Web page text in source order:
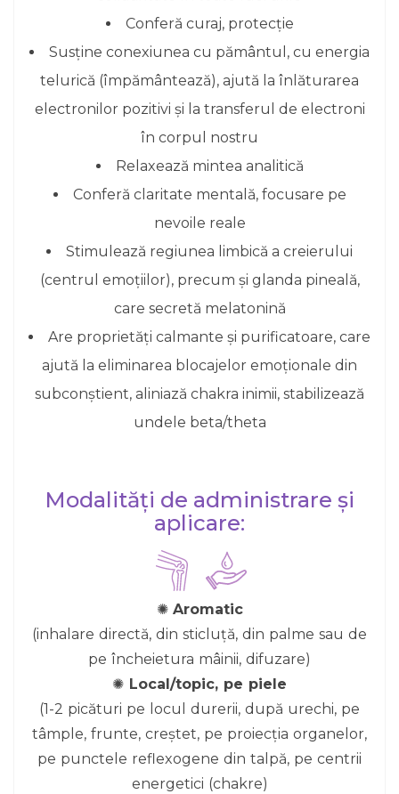
Conferă curaj, protecție
Susține conexiunea cu pământul, cu energia
telurică (împământează), ajută la înlăturarea
electronilor pozitivi și la transferul de electroni
în corpul nostru
Relaxează mintea analitică
Conferă claritate mentală, focusare pe
nevoile reale
Stimulează regiunea limbică a creierului
(centrul emoțiilor), precum și glanda pineală,
care secretă melatonină
Are proprietăți calmante și purificatoare, care
ajută la eliminarea blocajelor emoționale din
subconștient, aliniază chakra inimii, stabilizează
undele beta/theta
Modalități de administrare și
aplicare:
✺ Aromatic
(inhalare directă, din sticluță, din palme sau de
pe încheietura mâinii, difuzare)
✺ Local/topic, pe piele
(1-2 picături pe locul durerii, după urechi, pe
tâmple, frunte, creștet, pe proiecția organelor,
pe punctele reflexogene din talpă, pe centrii
energetici (chakre)